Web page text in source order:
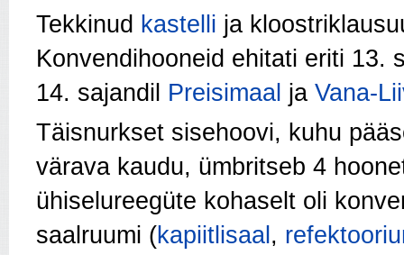
Tekkinud kastelli ja
Konvendihooneid ehitati eriti 13.
14. sajandil Preisimaal ja Vana-
Täisnurkset sisehoovi, kuhu
värava kaudu, ümbritseb 4
ühiselureegüte kohaselt oli
saalruumi (kapiitlisaal ,